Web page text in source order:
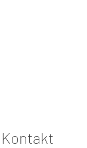
Kontakt